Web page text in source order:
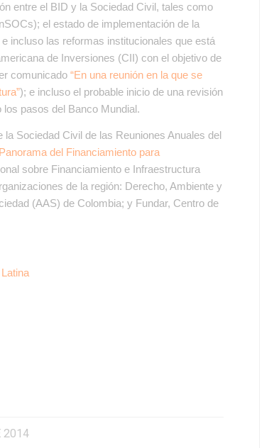
entre el BID y la Sociedad Civil, tales como
el estado de implementación de la
incluso las reformas institucionales que está
de Inversiones (CII) con el objetivo de
comunicado“En una reunión en la que se
); e incluso el probable inicio de una revisión
pasos del Banco Mundial.
Sociedad Civil de las Reuniones Anuales del
del Financiamiento para
sobre Financiamiento e Infraestructura
de la región: Derecho, Ambiente y
(AAS) de Colombia; y Fundar, Centro de
2014